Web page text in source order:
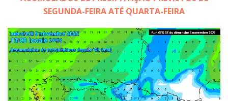
SEGUNDA-FEIRA ATÉ QUARTA-FEIRA